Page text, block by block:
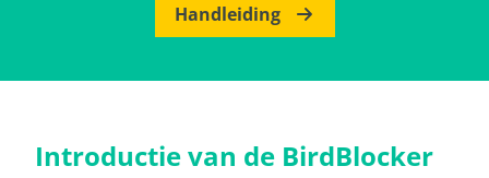
Handleiding
Introductie van de BirdBlocker